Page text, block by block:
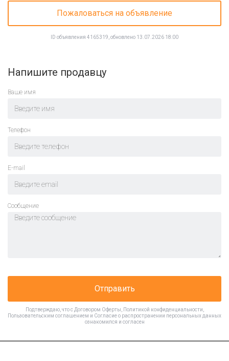
Пожаловаться на объявление
ID объявления 4165319, обновлено 13.07.2026 18:00
Напишите продавцу
Ваше имя
Телефон
E-mail
Cообщение
Отправить
Подтверждаю, что с Договором Оферты Политикой конфиденциальности
Пользовательским соглашением и Согласие о распространении персональных данных
ознакомился и согласен